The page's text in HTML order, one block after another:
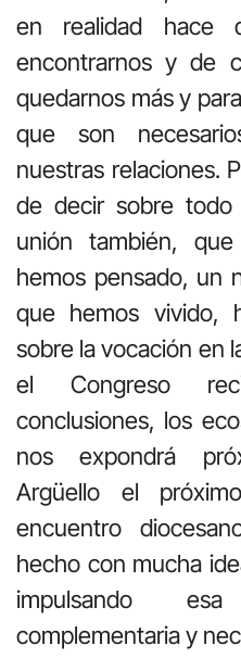
en realidad hace
encontrarnos y de
quedarnos más y
que son
nuestras relaciones.
de decir sobre
unión también,
hemos pensado, un
que hemos vivido,
sobre la vocación en
el Congreso
conclusiones, los
nos expondrá
Argüello el
encuentro
hecho con mucha
impulsando
complementaria y